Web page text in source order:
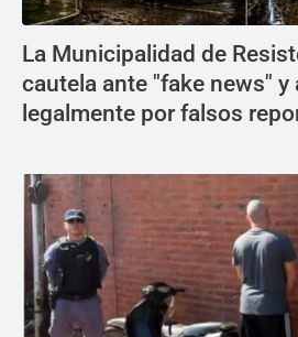
La Municipalidad de
cautela ante "fake news" y
legalmente por falsos